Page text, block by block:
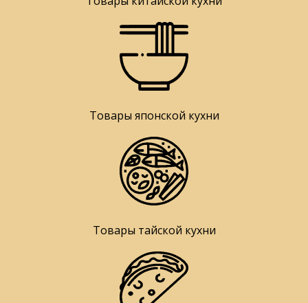
Товары японской кухни
Товары тайской кухни